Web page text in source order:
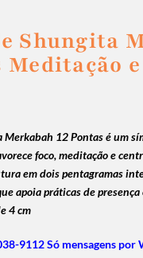
Shungita
Meditação
Merkabah 12 Pontas é um
foco, meditação e
em dois pentagramas
apoia práticas de
4 cm
9112 Só mensagens por